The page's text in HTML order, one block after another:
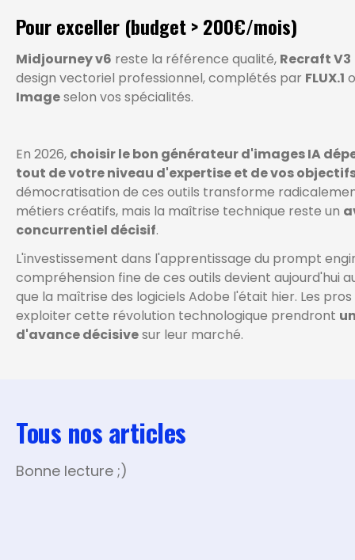
Pour exceller (budget > 200€/mois)
Midjourney v6 reste la référence qualité, Recraft V3
design vectoriel professionnel, complétés par FLUX.1
Imageselon vos spécialités.
En 2026, choisir le bon générateur d'images IA
tout de votre niveau d'expertise et de vos
démocratisation de ces outils transforme
métiers créatifs, mais la maîtrise technique reste un
concurrentiel décisif.
L'investissement dans l'apprentissage du prompt
compréhension fine de ces outils devient aujourd'hui
que la maîtrise des logiciels Adobe l'était hier. Les
exploiter cette révolution technologique prendront
d'avance décisivesur leur marché.
Tous nos articles
Bonne lecture ;)